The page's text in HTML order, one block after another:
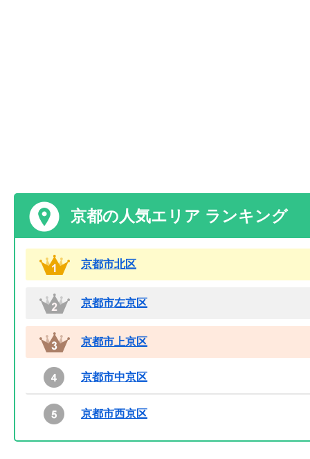
京都の人気エリア ランキング
京都市北区
京都市左京区
京都市上京区
京都市中京区
京都市西京区